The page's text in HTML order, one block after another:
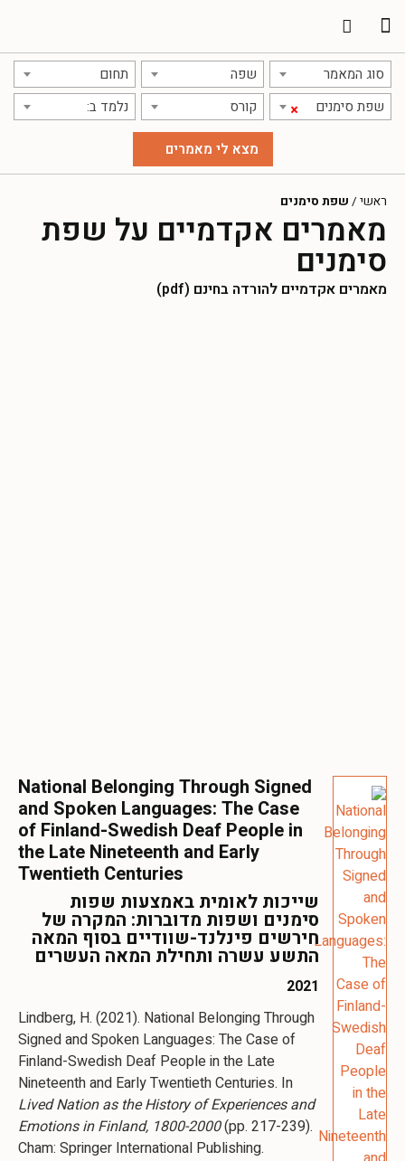
סוג המאמר שפה תחום
× שפת סימנים קורס נלמד ב:
ראשי / שפת סימנים
מאמרים אקדמיים על שפת
סימנים
מאמרים אקדמיים להורדה בחינם (pdf)
National Belonging Through Signed
and Spoken Languages: The Case
of Finland-Swedish Deaf People in
the Late Nineteenth and Early
Twentieth Centuries
שייכות לאומית באמצעות שפות
סימנים ושפות מדוברות: המקרה של
חירשים פינלנד-שוודיים בסוף המאה
התשע עשרה ותחילת המאה העשרים
2021
Lindberg, H. (2021). National Belonging Through
Signed and Spoken Languages: The Case of
Finland-Swedish Deaf People in the Late
Nineteenth and Early Twentieth Centuries. In
Lived Nation as the History of Experiences and
Emotions in Finland, 1800-2000(pp. 217-239).
Cham: Springer International Publishing.